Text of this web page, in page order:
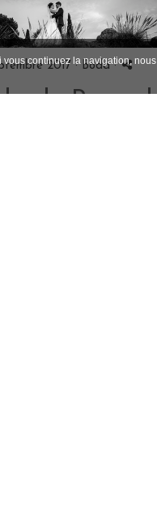
2017 · Boda·
de Raquel
continuez la navigation, nous